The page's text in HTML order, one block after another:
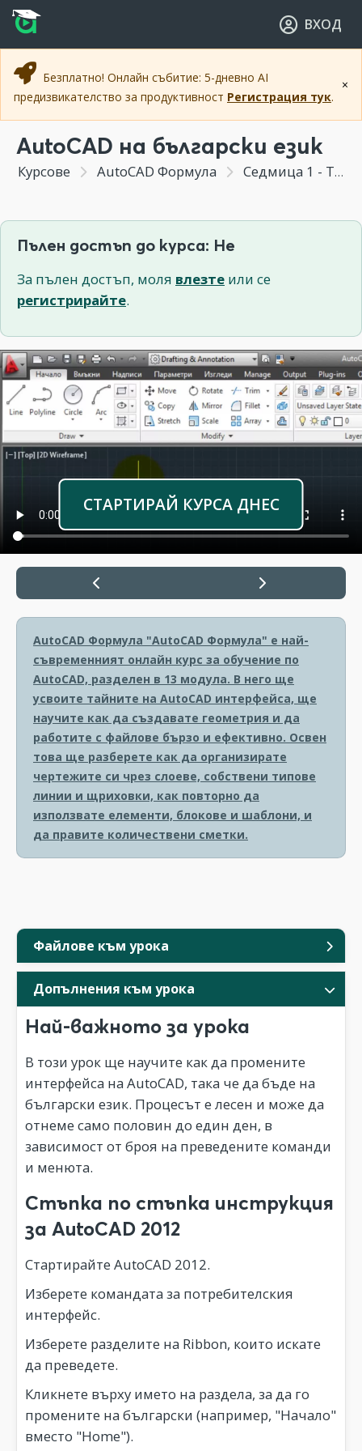
Прескочи към основното съдържание
Прескочи към навигацията
ВХОД
×
Безплатно! Онлайн събитие: 5-дневно AI
предизвикателство за продуктивност Регистрация тук.
Файлове към урока
Допълнения към урока
Най-важното за урока
В този урок ще научите как да промените
интерфейса на AutoCAD, така че да бъде на
български език. Процесът е лесен и може да
отнеме само половин до един ден, в
зависимост от броя на преведените команди
и менюта.
Стъпка по стъпка инструкция
за AutoCAD 2012
Стартирайте AutoCAD 2012.
Изберете командата за потребителския
интерфейс.
Изберете разделите на Ribbon, които искате
да преведете.
Кликнете върху името на раздела, за да го
промените на български (например, "Начало"
вместо "Home").
AutoCAD на български език
Курсове AutoCAD Формула Седмица 1 - Тайните на AutoCAD интерфейса
Пълен достъп до курса: Не
За пълен достъп, моля влезте или се
регистрирайте.
СТАРТИРАЙ КУРСА ДНЕС
AutoCAD Формула "AutoCAD Формула" е най-
съвременният онлайн курс за обучение по
AutoCAD, разделен в 13 модула. В него ще
усвоите тайните на AutoCAD интерфейса, ще
научите как да създавате геометрия и да
работите с файлове бързо и ефективно. Освен
това ще разберете как да организирате
чертежите си чрез слоеве, собствени типове
линии и щриховки, как повторно да
използвате елементи, блокове и шаблони, и
да правите количествени сметки.